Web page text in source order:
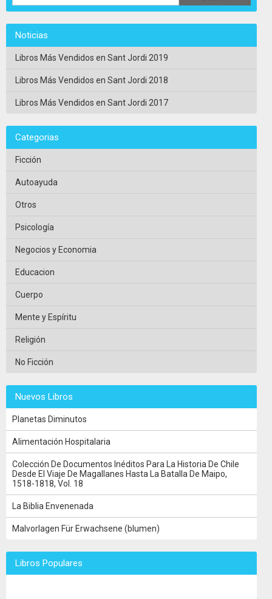
Noticias
Libros Más Vendidos en Sant Jordi 2019
Libros Más Vendidos en Sant Jordi 2018
Libros Más Vendidos en Sant Jordi 2017
Categorias
Ficción
Autoayuda
Otros
Psicología
Negocios y Economia
Educacion
Cuerpo
Mente y Espíritu
Religión
No Ficción
Nuevos Libros
Planetas Diminutos
Alimentación Hospitalaria
Colección De Documentos Inéditos Para La Historia De Chile
Desde El Viaje De Magallanes Hasta La Batalla De Maipo,
1518-1818, Vol. 18
La Biblia Envenenada
Malvorlagen Für Erwachsene (blumen)
Libros Populares